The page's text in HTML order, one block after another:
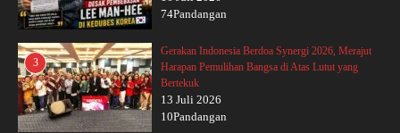
74Pandangan
3
Gerakan Indonesia Berdoa Synergi 2026, Merajut
Harapan Pemulihan Bangsa di Atas Lutut yang
Bertekuk
13 Juli 2026
10Pandangan